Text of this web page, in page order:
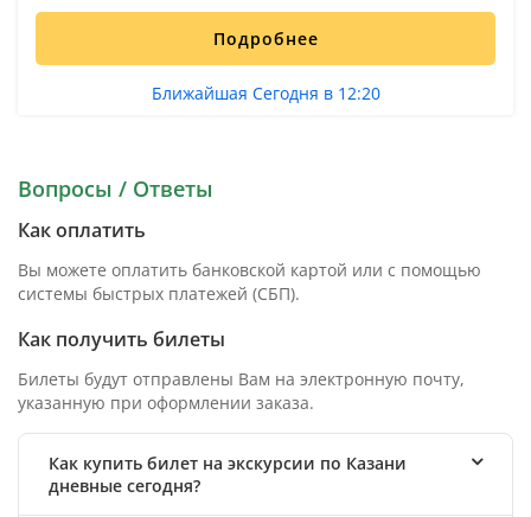
Подробнее
Ближайшая Сегодня в 12:20
Вопросы / Ответы
Как оплатить
Вы можете оплатить банковской картой или с помощью
системы быстрых платежей (СБП).
Как получить билеты
Билеты будут отправлены Вам на электронную почту,
указанную при оформлении заказа.
Как купить билет на экскурсии по Казани
дневные сегодня?